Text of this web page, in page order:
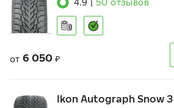
4.9 50 отзывов
от 6 050 ₽
Ikon Autograph Snow 3